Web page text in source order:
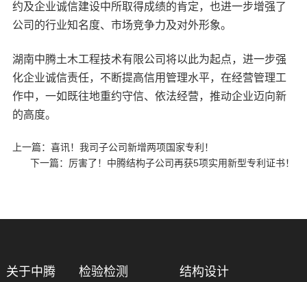
约及企业诚信建设中所取得成绩的肯定，也进一步增强了
公司的行业知名度、市场竞争力及对外形象。
湖南中腾土木工程技术有限公司将以此为起点，进一步强
化企业诚信责任，不断提高信用管理水平，在经营管理工
作中，一如既往地重约守信、依法经营，推动企业迈向新
的高度。
上一篇： 喜讯！我司子公司新增两项国家专利！
下一篇： 厉害了！中腾结构子公司再获5项实用新型专利证书！
关于中腾 检验检测 结构设计